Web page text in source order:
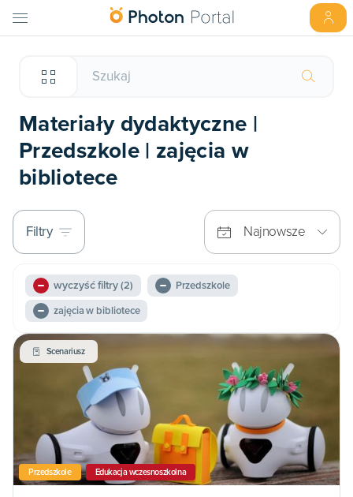
Materiały dydaktyczne |
Przedszkole | zajęcia w
bibliotece
Filtry Najnowsze
wyczyść filtry(2)
Przedszkole
zajęcia w bibliotece
Scenariusz
Przedszkole Edukacja wczesnoszkolna